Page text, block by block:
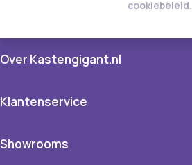
cookiebeleid.
Over Kastengigant.nl
Klantenservice
Showrooms